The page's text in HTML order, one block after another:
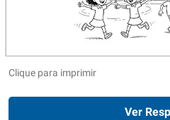
Clique para imprimir
Ver